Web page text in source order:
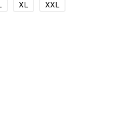
XL XXL